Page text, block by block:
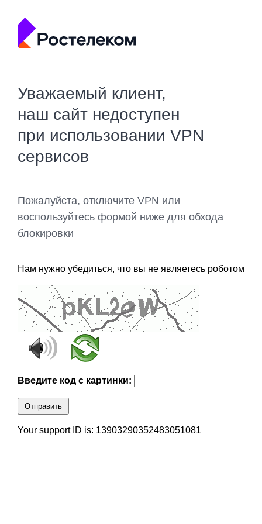
Уважаемый клиент,
наш сайт недоступен
при использовании VPN
сервисов
Пожалуйста, отключите VPN или
воспользуйтесь формой ниже для обхода
блокировки
Нам нужно убедиться, что вы не являетесь роботом
Введите код с картинки:
Отправить
Your support ID is: 13903290352483051081